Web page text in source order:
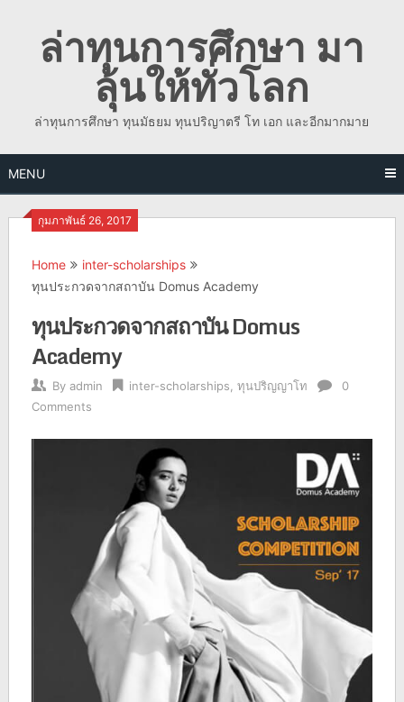
contentล่าทุนการศึกษา มา
ลุ้นให้ทั่วโลก
ล่าทุนการศึกษา ทุนมัธยม ทุนปริญาตรี โท เอก และอีกมากมาย
MENU
กุมภาพันธ์ 26, 2017
Home
inter-scholarships
ทุนประกวดจากสถาบัน Domus Academy
ทุนประกวดจากสถาบัน Domus
Academy
By admin inter-scholarships ทุนปริญญาโท
0
Comments